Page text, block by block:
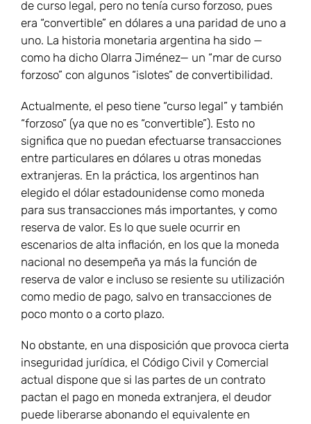
de curso legal, pero no tenía curso forzoso, pues
era “convertible” en dólares a una paridad de uno a
uno. La historia monetaria argentina ha sido —
como ha dicho Olarra Jiménez— un “mar de curso
forzoso” con algunos “islotes” de convertibilidad.
Actualmente, el peso tiene “curso legal” y también
“forzoso” (ya que no es “convertible”). Esto no
significa que no puedan efectuarse transacciones
entre particulares en dólares u otras monedas
extranjeras. En la práctica, los argentinos han
elegido el dólar estadounidense como moneda
para sus transacciones más importantes, y como
reserva de valor. Es lo que suele ocurrir en
escenarios de alta inflación, en los que la moneda
nacional no desempeña ya más la función de
reserva de valor e incluso se resiente su utilización
como medio de pago, salvo en transacciones de
poco monto o a corto plazo.
No obstante, en una disposición que provoca cierta
inseguridad jurídica, el Código Civil y Comercial
actual dispone que si las partes de un contrato
pactan el pago en moneda extranjera, el deudor
puede liberarse abonando el equivalente en